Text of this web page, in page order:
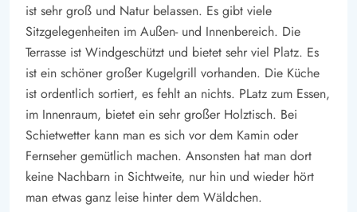
ist sehr groß und Natur belassen. Es gibt viele
Sitzgelegenheiten im Außen- und Innenbereich. Die
Terrasse ist Windgeschützt und bietet sehr viel Platz. Es
ist ein schöner großer Kugelgrill vorhanden. Die Küche
ist ordentlich sortiert, es fehlt an nichts. PLatz zum Essen,
im Innenraum, bietet ein sehr großer Holztisch. Bei
Schietwetter kann man es sich vor dem Kamin oder
Fernseher gemütlich machen. Ansonsten hat man dort
keine Nachbarn in Sichtweite, nur hin und wieder hört
man etwas ganz leise hinter dem Wäldchen.